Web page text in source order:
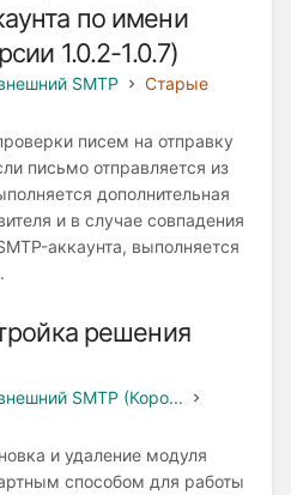
по имени
1.0.2-1.0.7)
SMTP
Старые
писем на отправку
письмо отправляется из
дополнительная
и в случае совпадения
аккаунта, выполняется
решения
SMTP (Коро...
и удаление модуля
способом для работы